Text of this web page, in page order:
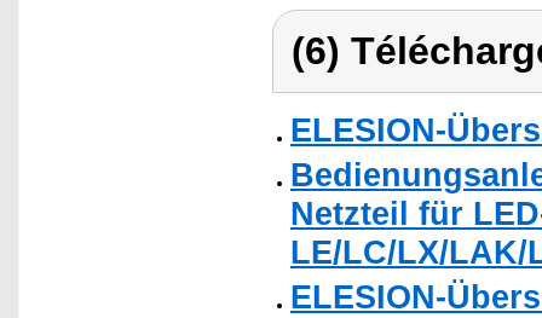
(6)
ELESION-
Netzteil für
LE/LC/LX/LAK/
ELESION-